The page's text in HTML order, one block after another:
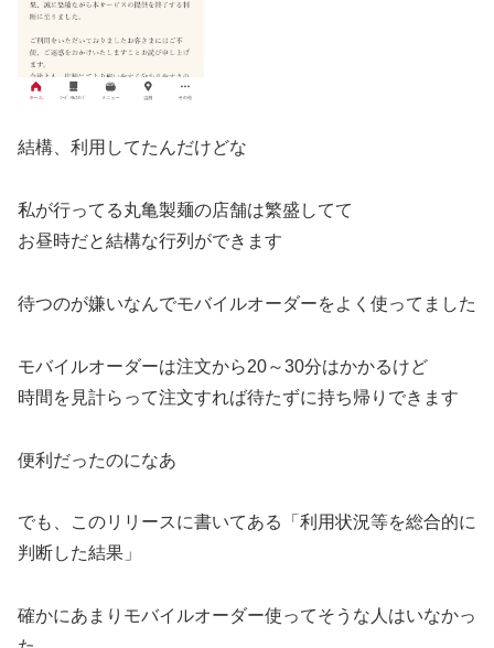
結構、利用してたんだけどな
私が行ってる丸亀製麺の店舗は繁盛してて
お昼時だと結構な行列ができます
待つのが嫌いなんでモバイルオーダーをよく使ってました
モバイルオーダーは注文から20～30分はかかるけど
時間を見計らって注文すれば待たずに持ち帰りできます
便利だったのになあ
でも、このリリースに書いてある「利用状況等を総合的に
判断した結果」
確かにあまりモバイルオーダー使ってそうな人はいなかっ